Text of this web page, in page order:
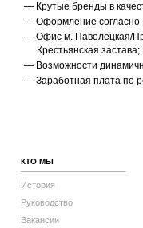
Крутые бренды в
Оформление
Офис м. Павелецкая/
Крестьянская застава;
Возможности
Заработная плата по
КТО МЫ
История
Руководство
Вакансии